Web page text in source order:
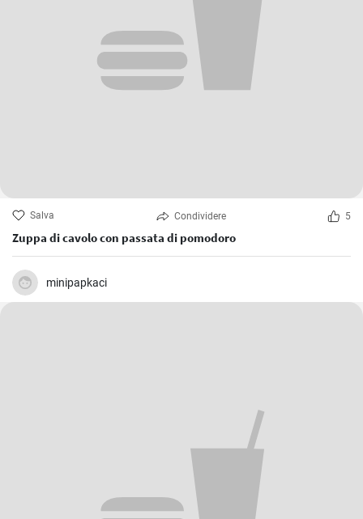
Salva Condividere 5
Zuppa di cavolo con passata di pomodoro
minipapkaci